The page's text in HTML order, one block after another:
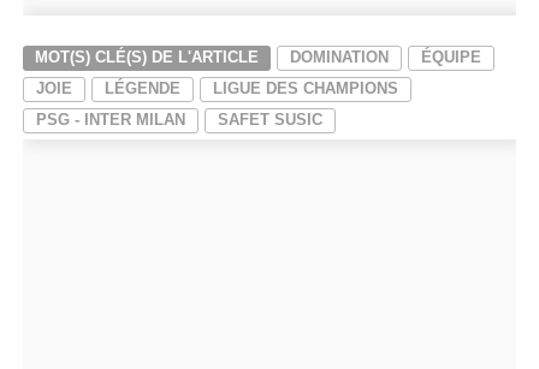
MOT(S) CLÉ(S) DE L'ARTICLE DOMINATION
ÉQUIPE
JOIE
LÉGENDE
LIGUE DES CHAMPIONS
PSG - INTER MILAN
SAFET SUSIC